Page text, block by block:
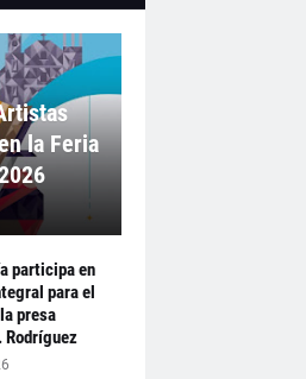
la Feria
participa en
para el
presa
Rodríguez